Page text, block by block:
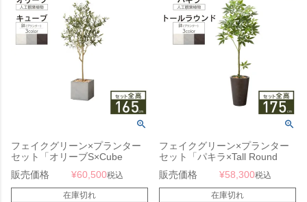
フェイクグリーン×プランター
セット「オリーブS×Cube
w/g」[高さ165cm・人工樹木・
人工観葉植物]
販売価格 ¥60,500税込
在庫切れ
フェイクグリーン×プランター
セット「パキラ×Tall Round
w/g」[高さ175cm・人工樹木・
人工観葉植物]
販売価格 ¥58,300税込
在庫切れ